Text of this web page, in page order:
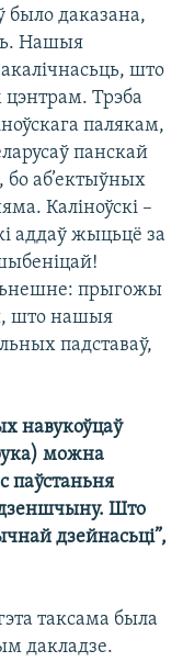
было даказана,
Нашыя
што
цэнтрам. Трэба
палякам,
панскай
аб’ектыўных
Каліноўскі –
аддаў жыцьцё за
зьнешне: прыгожы
што нашыя
падставаў,
навукоўцаў
можна
паўстаньня
Што
дзейнасьці”,
таксама была
дакладзе.